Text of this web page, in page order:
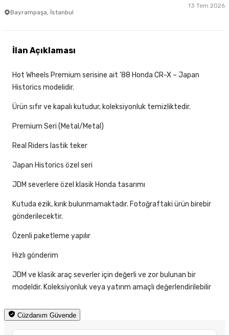
Bayrampaşa, İstanbul
13 Tem 2026
Cüzdanım Güvende
İlan Açıklaması
Hot Wheels Premium serisine ait ’88 Honda CR-X – Japan
Historics modelidir.
Ürün sıfır ve kapalı kutudur, koleksiyonluk temizliktedir.
Premium Seri (Metal/Metal)
Real Riders lastik teker
Japan Historics özel seri
JDM severlere özel klasik Honda tasarımı
Kutuda ezik, kırık bulunmamaktadır. Fotoğraftaki ürün birebir
gönderilecektir.
Özenli paketleme yapılır
Hızlı gönderim
JDM ve klasik araç severler için değerli ve zor bulunan bir
modeldir. Koleksiyonluk veya yatırım amaçlı değerlendirilebilir